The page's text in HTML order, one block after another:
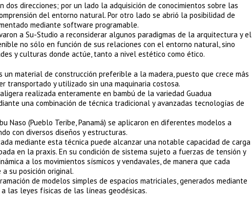
direcciones; por un lado la adquisición de conocimientos sobre las
del entorno natural. Por otro lado se abrió la posibilidad de
mediante software programable.
a Su-Studio a reconsiderar algunos paradigmas de la arquitectura y el
no sólo en función de sus relaciones con el entorno natural, sino
y culturas donde actúe, tanto a nivel estético como ético.
material de construcción preferible a la madera, puesto que crece más
transportado y utilizado sin una maquinaria costosa.
realizada enteramente en bambú de la variedad Guadua
una combinación de técnica tradicional y avanzadas tecnologías de
(Pueblo Teribe, Panamá) se aplicaron en diferentes modelos a
con diversos diseños y estructuras.
mediante esta técnica puede alcanzar una notable capacidad de carga
en la praxis. En su condición de sistema sujeto a fuerzas de tensión y
a los movimientos sísmicos y vendavales, de manera que cada
su posición original.
de modelos simples de espacios matriciales, generados mediante
las leyes físicas de las líneas geodésicas.